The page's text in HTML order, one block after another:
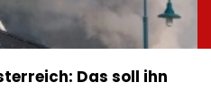
Das soll ihn